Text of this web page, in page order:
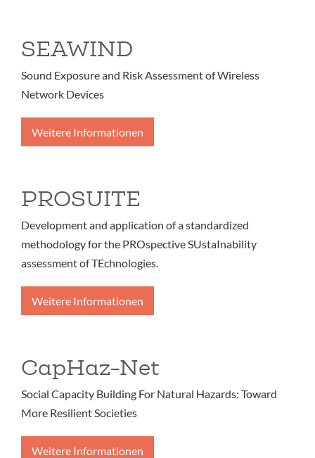
SEAWIND
Sound Exposure and Risk Assessment of Wireless
Network Devices
Weitere Informationen
PROSUITE
Development and application of a standardized
methodology for the PROspective SUstaInability
assessment of TEchnologies.
Weitere Informationen
CapHaz-Net
Social Capacity Building For Natural Hazards: Toward
More Resilient Societies
Weitere Informationen